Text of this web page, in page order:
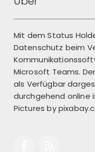
Mit dem Status
Datenschutz beim
Microsoft Teams.
als Verfügbar
durchgehend online
Pictures by